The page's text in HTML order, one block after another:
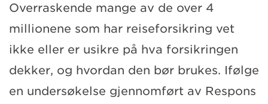
Overraskende mange av de over 4
millionene som har reiseforsikring vet
ikke eller er usikre på hva forsikringen
dekker, og hvordan den bør brukes. Ifølge
en undersøkelse gjennomført av Respons